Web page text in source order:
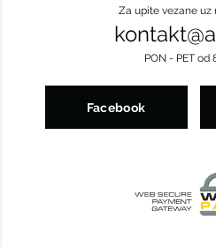
Za upite vezane uz
PON - PET od
Facebook